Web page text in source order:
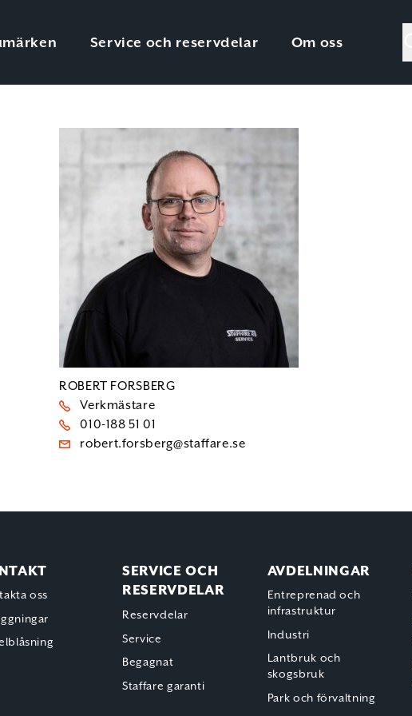
Service och reservdelar Om oss
ROBERT FORSBERG
Verkmästare
010-188 51 01
robert.forsberg@staffare.se
oss
SERVICE OCH
RESERVDELAR
Reservdelar
Service
Begagnat
Staffare garanti
AVDELNINGAR
Entreprenad och
infrastruktur
Industri
Lantbruk och
skogsbruk
Park och förvaltning